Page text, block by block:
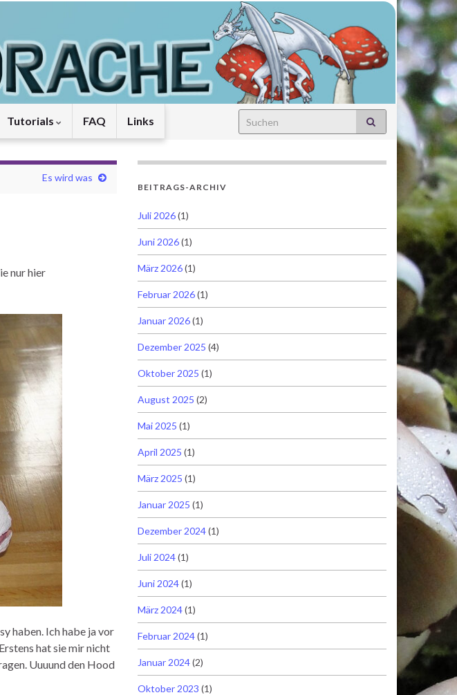
Tutorials FAQ Links Search for:
Es wird was
nur hier
haben. Ich habe ja vor
hat sie mir nicht
Uuuund den Hood
BEITRAGS-ARCHIV
Juli 2026(1)
Juni 2026(1)
März 2026(1)
Februar 2026(1)
Januar 2026(1)
Dezember 2025 (4)
Oktober 2025 (1)
August 2025 (2)
Mai 2025 (1)
April 2025 (1)
März 2025 (1)
Januar 2025 (1)
Dezember 2024(1)
Juli 2024(1)
Juni 2024(1)
März 2024(1)
Februar 2024(1)
Januar 2024(2)
Oktober 2023 (1)